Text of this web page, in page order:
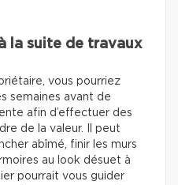
la suite de travaux
vous pourriez
semaines avant de
afin d’effectuer des
de la valeur. Il peut
abîmé, finir les murs
au look désuet à
pourrait vous guider